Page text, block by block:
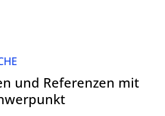
und Referenzen mit